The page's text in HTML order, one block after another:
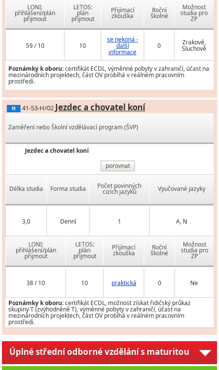
LONI:
přihlášení/plán
přijmout
LETOS:
plán
přijmout
Přijímací
zkouška
Roční
školné
Možnost
studia pro
ZP
59 / 10 10
se nekoná -
další
informace
0 Zrakově,
Sluchově
Poznámky k oboru:certifikát ECDL, výměnné pobyty v zahraničí, účast na
mezinárodních projektech, část OV probíhá v reálném pracovním
prostředí.
H 41-53-H/02 Jezdec a chovatel koní
Zaměření nebo Školní vzdělávací program (ŠVP)
Jezdec a chovatel koní
porovnat
Délka studia Forma studia Počet povinných
cizích jazyků Vyučované jazyky
3,0 Denní 1 A, N
LONI:
přihlášení/plán
přijmout
LETOS:
plán
přijmout
Přijímací
zkouška
Roční
školné
Možnost
studia pro
ZP
38 / 10 10 praktická 0 Ne
Poznámky k oboru:certifikát ECDL, možnost získat řidičský průkaz
skupiny T (zvýhodněně T), výměnné pobyty v zahraničí, účast na
mezinárodních projektech, část OV probíhá v reálném pracovním
prostředí.
Úplné střední odborné vzdělání s maturitou